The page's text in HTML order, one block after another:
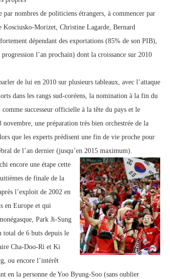
par nombres de politiciens étrangers, à commencer par
Kosciusko-Morizet, Christine Lagarde, Bernard
dépendant des exportations (85% de son PIB),
l’an prochain) dont la croissance sur 2010
de lui en 2010 sur plusieurs tableaux, avec l’attaque
dans les rangs sud-coréens, la nomination à la fin du
successeur officielle à la tête du pays et le
novembre, une préparation très bien orchestrée de la
que les experts prédisent une fin de vie proche pour
de l’an dernier (jusqu’en 2015 maximum).
encore une étape cette
de finale de la
l’exploit de 2002 en
en Europe et qui
Park Ji-Sung
total de 6 buts depuis le
Cha-Doo-Ri et Ki
ou encore l’intérêt
en la personne de Yoo Byung-Soo (sans oublier